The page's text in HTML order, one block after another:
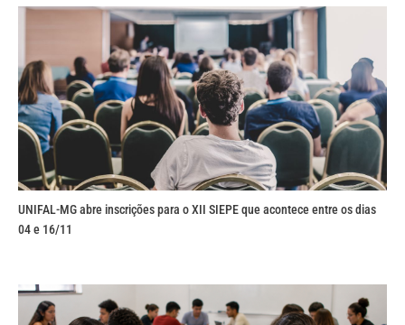
UNIFAL-MG abre inscrições para o XII SIEPE que acontece entre os dias
04 e 16/11